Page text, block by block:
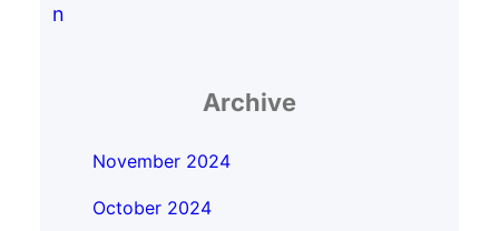
Archive
November 2024
October 2024